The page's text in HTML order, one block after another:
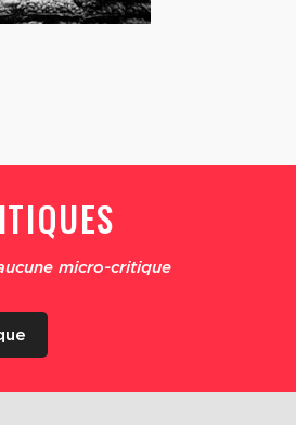
micro-critique